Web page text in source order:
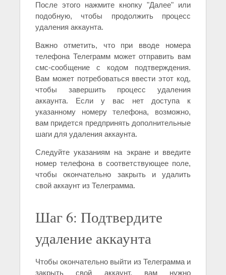
После этого нажмите кнопку "Далее" или
подобную, чтобы продолжить процесс
удаления аккаунта.
Важно отметить, что при вводе номера
телефона Телеграмм может отправить вам
смс-сообщение с кодом подтверждения.
Вам может потребоваться ввести этот код,
чтобы завершить процесс удаления
аккаунта. Если у вас нет доступа к
указанному номеру телефона, возможно,
вам придется предпринять дополнительные
шаги для удаления аккаунта.
Следуйте указаниям на экране и введите
номер телефона в соответствующее поле,
чтобы окончательно закрыть и удалить
свой аккаунт из Телеграмма.
Шаг 6: Подтвердите
удаление аккаунта
Чтобы окончательно выйти из Телеграмма и
закрыть свой аккаунт, вам нужно